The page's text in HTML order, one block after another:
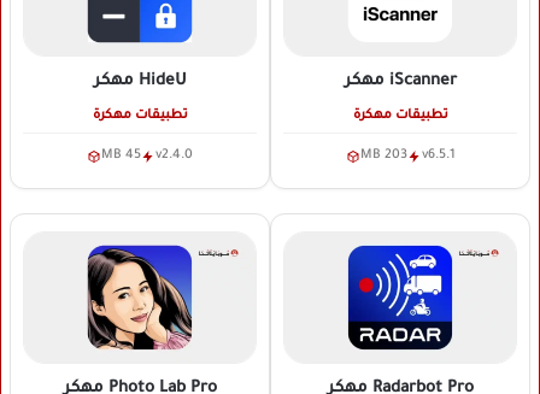
iScanner مهكر
تطبيقات مهكرة
v6.5.1
203 MB
HideU مهكر
تطبيقات مهكرة
v2.4.0
45 MB
Radarbot Pro مهكر Photo Lab Pro مهكر